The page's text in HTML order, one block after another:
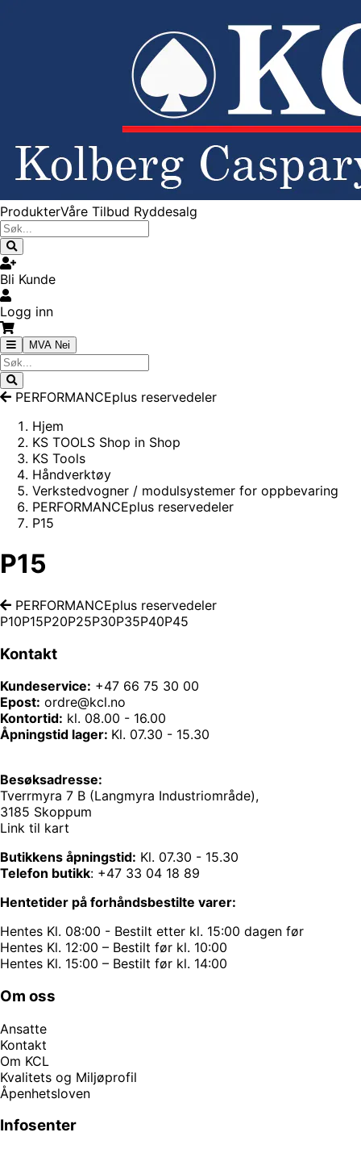
ProdukterVåre Tilbud Ryddesalg
Bli Kunde
Logg inn
MVA Nei
PERFORMANCEplus reservedeler
Hjem
KS TOOLS Shop in Shop
KS Tools
Håndverktøy
Verkstedvogner / modulsystemer for oppbevaring
PERFORMANCEplus reservedeler
P15
P15
PERFORMANCEplus reservedeler
P10P15P20P25P30P35P40P45
Kontakt
Kundeservice: +47 66 75 30 00
Epost: ordre@kcl.no
Kontortid: kl. 08.00 - 16.00
Åpningstid lager: Kl. 07.30 - 15.30
Besøksadresse:
Tverrmyra 7 B (Langmyra Industriområde),
3185 Skoppum
Link til kart
Butikkens åpningstid: Kl. 07.30 - 15.30
Telefon butikk: +47 33 04 18 89
Hentetider på forhåndsbestilte varer:
Hentes Kl. 08:00 - Bestilt etter kl. 15:00 dagen før
Hentes Kl. 12:00 – Bestilt før kl. 10:00
Hentes Kl. 15:00 – Bestilt før kl. 14:00
Om oss
Ansatte
Kontakt
Om KCL
Kvalitets og Miljøprofil
Åpenhetsloven
Infosenter